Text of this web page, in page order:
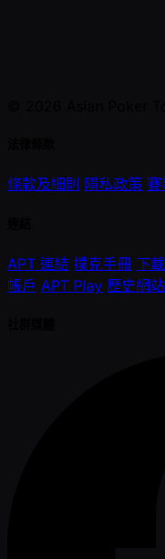
條款及細則 隱私政策 賽
APT 連結 撲克手冊 下
帳戶 APT Play 歷史網